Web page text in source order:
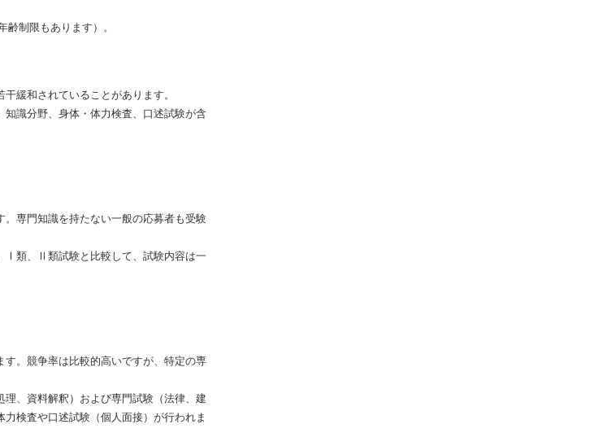
制限もあります）。
緩和されていることがあります。
識分野、身体・体力検査、口述試験が含
専門知識を持たない一般の応募者も受験
Ⅰ類、Ⅱ類試験と比較して、試験内容は一
。競争率は比較的高いですが、特定の専
、資料解釈）および専門試験（法律、建
検査や口述試験（個人面接）が行われま